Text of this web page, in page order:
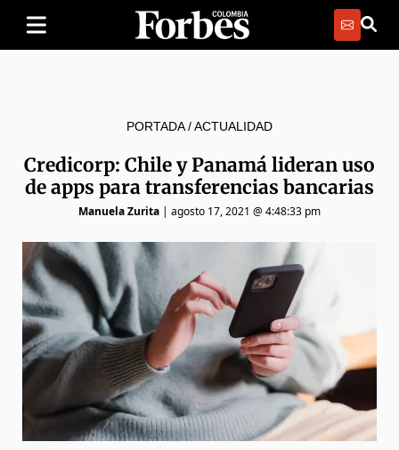
PORTADA/ACTUALIDAD
Credicorp: Chile y Panamá lideran uso
de apps para transferencias bancarias
Manuela Zurita | agosto 17, 2021 @ 4:48:33 pm